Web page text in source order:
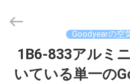
2026
GUANGZHOU
Rights
Goodyearの空
1B6-833アルミ
いている単一の